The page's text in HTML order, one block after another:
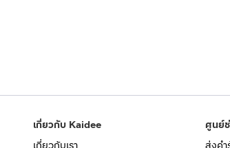
เกี่ยวกับ Kaidee
ศูนย์